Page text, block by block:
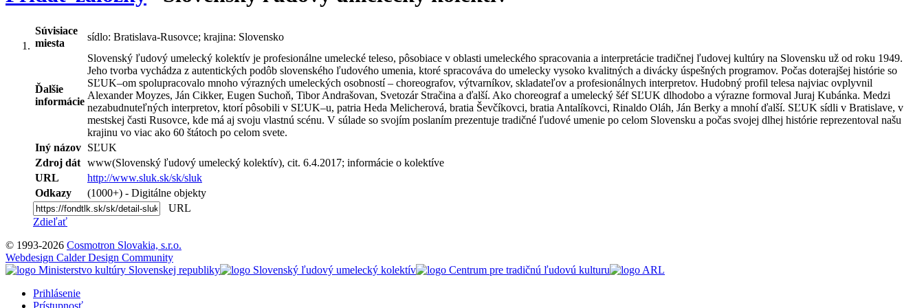
Súvisiace
miesta
sídlo: Bratislava-Rusovce; krajina: Slovensko
Ďalšie
informácie
Slovenský ľudový umelecký kolektív je profesionálne umelecké teleso, pôsobiace v oblasti umeleckého spracovania a interpretácie tradičnej ľudovej kultúry na Slovensku už od roku 1949.
Jeho tvorba vychádza z autentických podôb slovenského ľudového umenia, ktoré spracováva do umelecky vysoko kvalitných a divácky úspešných programov. Počas doterajšej histórie so
SĽUK–om spolupracovalo mnoho výrazných umeleckých osobností – choreografov, výtvarníkov, skladateľov a profesionálnych interpretov. Hudobný profil telesa najviac ovplyvnil
Alexander Moyzes, Ján Cikker, Eugen Suchoň, Tibor Andrašovan, Svetozár Stračina a ďalší. Ako choreograf a umelecký šéf SĽUK dlhodobo a výrazne formoval Juraj Kubánka. Medzi
nezabudnuteľných interpretov, ktorí pôsobili v SĽUK–u, patria Heda Melicherová, bratia Ševčíkovci, bratia Antalíkovci, Rinaldo Oláh, Ján Berky a mnohí ďalší. SĽUK sídli v Bratislave, v
mestskej časti Rusovce, kde má aj svoju vlastnú scénu. V súlade so svojím poslaním prezentuje tradičné ľudové umenie po celom Slovensku a počas svojej dlhej histórie reprezentoval našu
krajinu vo viac ako 60 štátoch po celom svete.
Iný názov SĽUK
Zdroj dát www(Slovenský ľudový umelecký kolektív), cit. 6.4.2017; informácie o kolektíve
URL
http://www.sluk.sk/sk/sluk
Odkazy
(1000+) - Digitálne objekty
URL
Zdieľať
© 1993-2026 Cosmotron Slovakia, s.r.o.
Webdesign Calder Design Community
Prihlásenie
Prístupnosť